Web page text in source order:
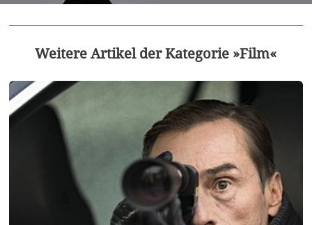
Weitere Artikel der Kategorie »Film«